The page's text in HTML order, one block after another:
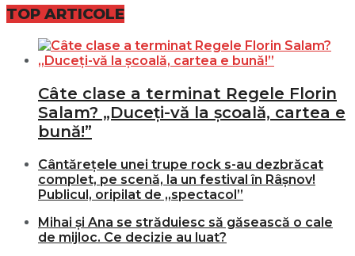
TOP ARTICOLE
Câte clase a terminat Regele Florin
Salam? „Duceți-vă la școală, cartea e
bună!”
Cântărețele unei trupe rock s-au dezbrăcat
complet, pe scenă, la un festival în Râșnov!
Publicul, oripilat de „spectacol”
Mihai și Ana se străduiesc să găsească o cale
de mijloc. Ce decizie au luat?